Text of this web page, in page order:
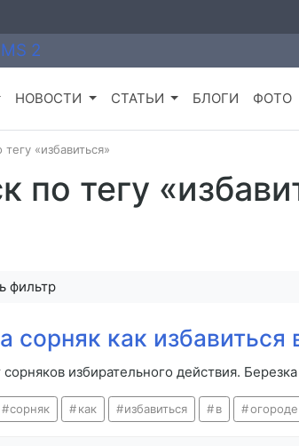
НОВОСТИ СТАТЬИ БЛОГИ ФОТО
«избавиться»
по тегу
фильтр
сорняк как избавиться
избирательного действия.
сорняк как избавиться в огороде